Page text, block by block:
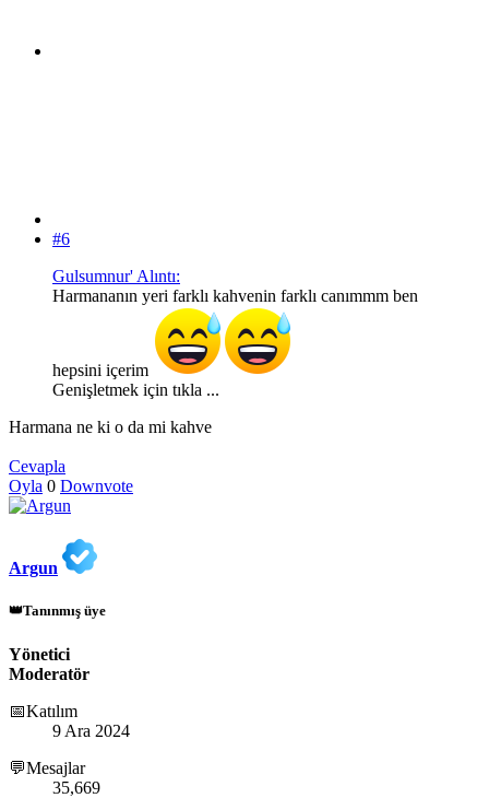
#6
Gulsumnur' Alıntı:
Harmananın yeri farklı kahvenin farklı canımmm ben
hepsini içerim
Genişletmek için tıkla ...
Harmana ne ki o da mi kahve
Cevapla
Oyla 0 Downvote
Argun
👑Tanınmış üye
Yönetici
Moderatör
📅Katılım
9 Ara 2024
💬Mesajlar
35,669